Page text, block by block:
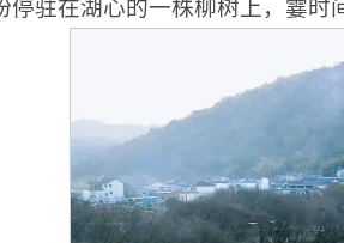
停驻在湖心的一株柳树上，霎时